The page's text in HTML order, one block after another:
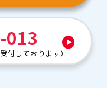
013
付しております）